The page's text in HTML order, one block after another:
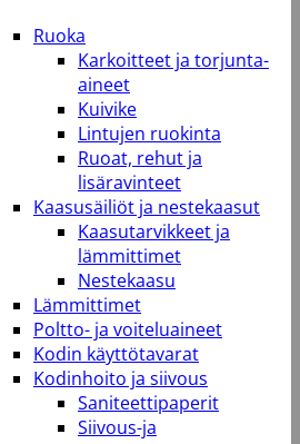
Ruoka
Karkoitteet ja torjunta-
aineet
Kuivike
Lintujen ruokinta
Ruoat, rehut ja
lisäravinteet
Kaasusäiliöt ja nestekaasut
Kaasutarvikkeet ja
lämmittimet
Nestekaasu
Lämmittimet
Poltto- ja voiteluaineet
Kodin käyttötavarat
Kodinhoito ja siivous
Saniteettipaperit
Siivous-ja